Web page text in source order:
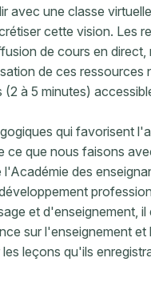
avec une classe
cette vision. Les
de cours en direct,
de ces ressources
à 5 minutes)
qui favorisent
que nous faisons
des
et d'enseignement, il
sur l'enseignement et
leçons qu'ils